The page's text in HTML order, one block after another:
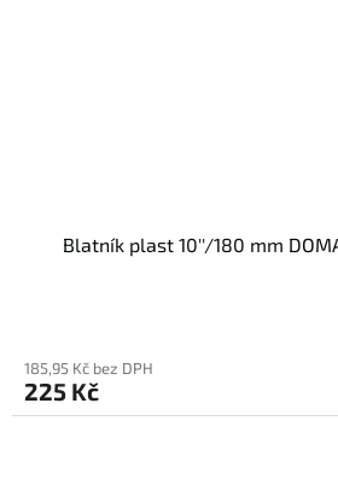
Blatník plast 10''/180 mm
185,95 Kč bez DPH
225 Kč